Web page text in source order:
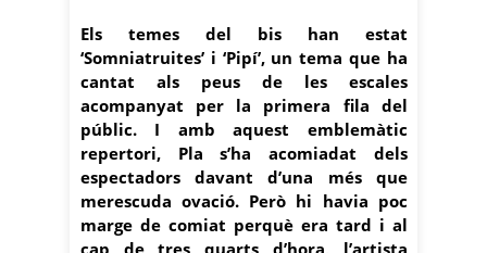
Els temes del bis han estat
‘Somniatruites’ i ‘Pipí’, un tema que ha
cantat als peus de les escales
acompanyat per la primera fila del
públic. I amb aquest emblemàtic
repertori, Pla s’ha acomiadat dels
espectadors davant d’una més que
merescuda ovació. Però hi havia poc
marge de comiat perquè era tard i al
cap de tres quarts d’hora, l’artista